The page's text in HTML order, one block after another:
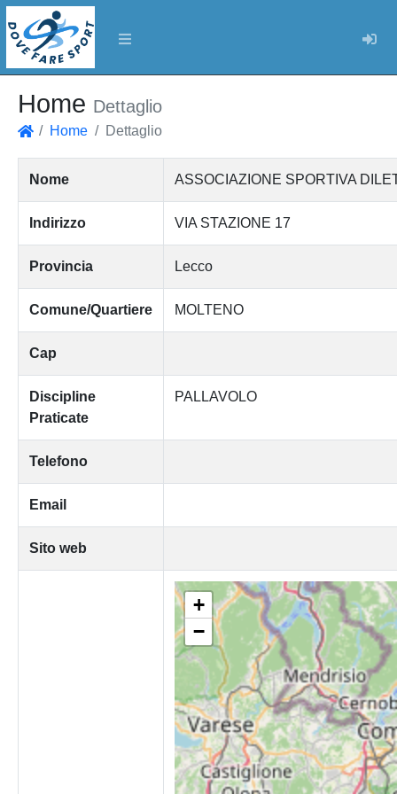
Home Dettaglio
Home Dettaglio
Nome ASSOCIAZIONE SPORTIVA
Indirizzo VIA STAZIONE 17
Provincia Lecco
Comune/Quartiere MOLTENO
Cap
Discipline
Praticate
PALLAVOLO
Telefono
Email
Sito web
+
−